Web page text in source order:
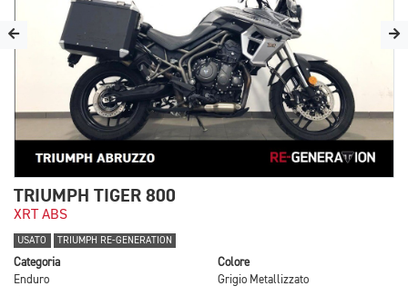
TRIUMPH TIGER 800
XRT ABS
USATO TRIUMPH RE-GENERATION
Categoria
Enduro
Colore
Grigio Metallizzato